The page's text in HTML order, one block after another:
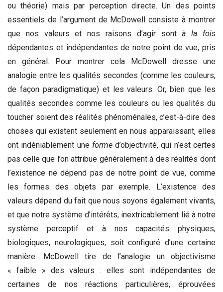
ou théorie) mais par perception directe. Un des points
essentiels de l’argument de McDowell consiste à montrer
que nos valeurs et nos raisons d’agir sontà la fois
dépendantes et indépendantes de notre point de vue, pris
en général. Pour montrer cela McDowell dresse une
analogie entre les qualités secondes (comme les couleurs,
de façon paradigmatique) et les valeurs. Or, bien que les
qualités secondes comme les couleurs ou les qualités du
toucher soient des réalités phénoménales, c’est-à-dire des
choses qui existent seulement en nous apparaissant, elles
ont indéniablement une formed’objectivité, qui n’est certes
pas celle que l’on attribue généralement à des réalités dont
l’existence ne dépend pas de notre point de vue, comme
les formes des objets par exemple. L’existence des
valeurs dépend du fait que nous soyons également vivants,
et que notre système d’intérêts, inextricablement lié à notre
système perceptif et à nos capacités physiques,
biologiques, neurologiques, soit configuré d’une certaine
manière. McDowell tire de l’analogie un objectivisme
« faible » des valeurs : elles sont indépendantes de
certaines de nos réactions particulières, éprouvées